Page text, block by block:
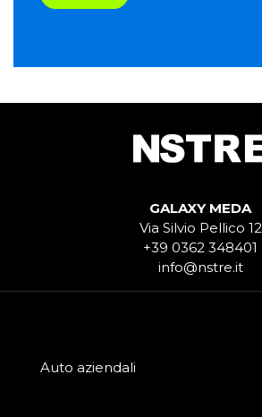
GALAXY MEDA
Via Silvio Pellico 12
+39 0362 348401
info@nstre.it
Auto aziendali